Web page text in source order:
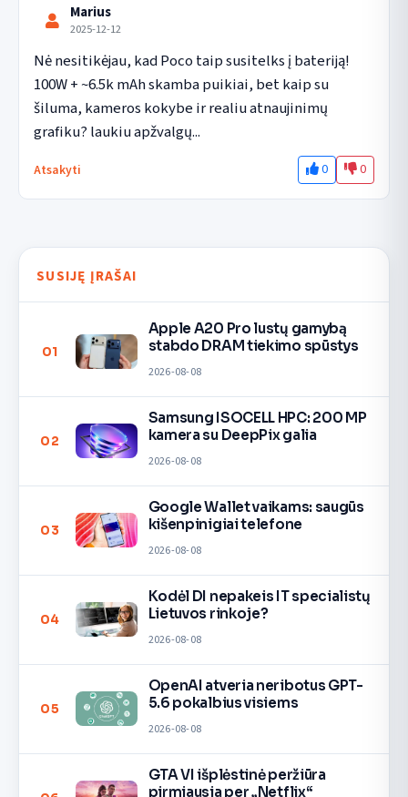
Marius
2025-12-12
Nė nesitikėjau, kad Poco taip susitelks į bateriją!
100W + ~6.5k mAh skamba puikiai, bet kaip su
šiluma, kameros kokybe ir realiu atnaujinimų
grafiku? laukiu apžvalgų...
Atsakyti 0 0
SUSIJĘ ĮRAŠAI
01
Apple A20 Pro lustų gamybą
stabdo DRAM tiekimo spūstys
2026-08-08
02
Samsung ISOCELL HPC: 200 MP
kamera su DeepPix galia
2026-08-08
03
Google Wallet vaikams: saugūs
kišenpinigiai telefone
2026-08-08
04
Kodėl DI nepakeis IT specialistų
Lietuvos rinkoje?
2026-08-08
05
OpenAI atveria neribotus GPT-
5.6 pokalbius visiems
2026-08-08
GTA VI išplėstinė peržiūra
pirmiausia per „Netflix“